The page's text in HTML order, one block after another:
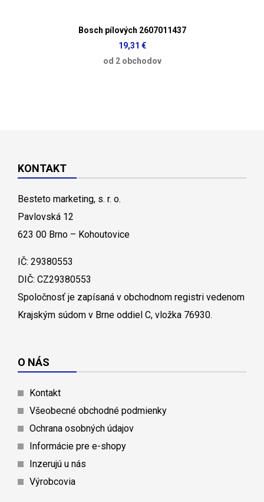
Bosch pílových 2607011437
19,31 €
od 2 obchodov
KONTAKT
Besteto marketing, s. r. o.
Pavlovská 12
623 00 Brno – Kohoutovice
IČ: 29380553
DIČ: CZ29380553
Spoločnosť je zapísaná v obchodnom registri vedenom
Krajským súdom v Brne oddiel C, vložka 76930.
O NÁS
Kontakt
Všeobecné obchodné podmienky
Ochrana osobných údajov
Informácie pre e-shopy
Inzerujú u nás
Výrobcovia